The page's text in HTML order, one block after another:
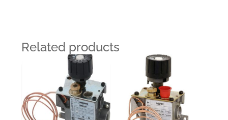
Related products